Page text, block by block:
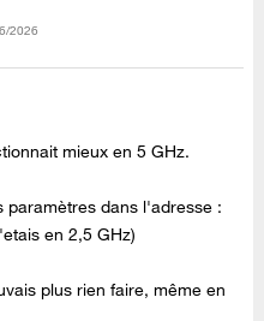
2026
mieux en 5 GHz.
dans l'adresse :
en 2,5 GHz)
plus rien faire, même en